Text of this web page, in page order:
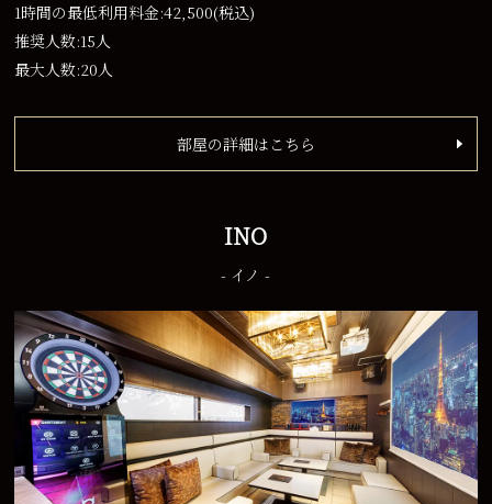
1時間の最低利用料金:42,500(税込)
推奨人数:15人
最大人数:20人
部屋の詳細はこちら
INO
- イノ -